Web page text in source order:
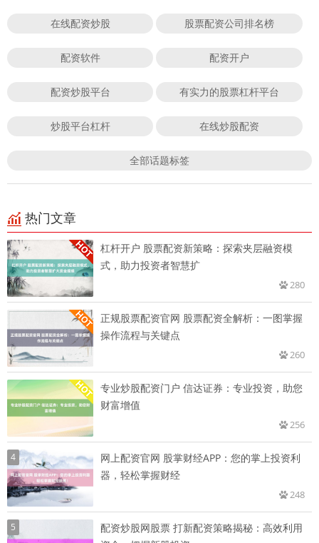
在线配资炒股 股票配资公司排名榜
配资软件 配资开户
配资炒股平台 有实力的股票杠杆平台
炒股平台杠杆 在线炒股配资
全部话题标签
热门文章
杠杆开户 股票配资新策略：探索夹层融资模
式，助力投资者智慧扩
280
正规股票配资官网 股票配资全解析：一图掌握
操作流程与关键点
260
专业炒股配资门户 信达证券：专业投资，助您
财富增值
256
4
网上配资官网 股掌财经APP：您的掌上投资利
器，轻松掌握财经
248
5
配资炒股网股票 打新配资策略揭秘：高效利用